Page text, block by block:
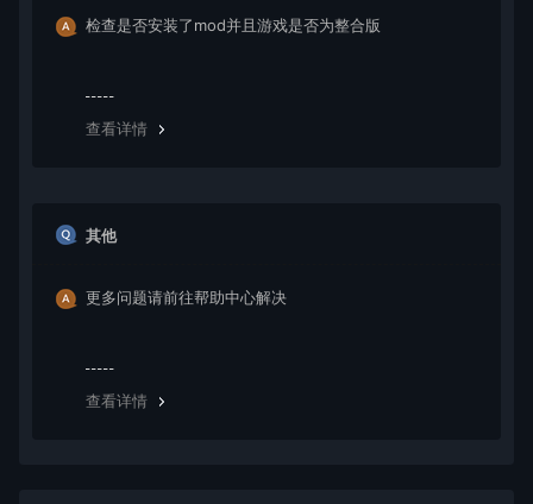
检查是否安装了mod并且游戏是否为整合版
查看详情
其他
更多问题请前往帮助中心解决
查看详情